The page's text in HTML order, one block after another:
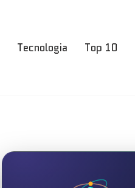
Tecnologia Top 10